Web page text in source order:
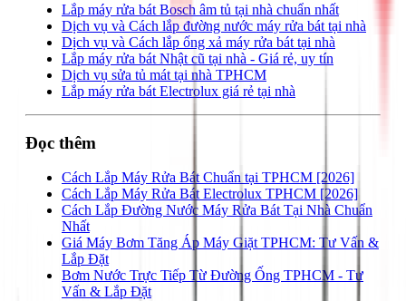
Lắp máy rửa bát Bosch âm tủ tại nhà chuẩn nhất
Dịch vụ và Cách lắp đường nước máy rửa bát tại nhà
Dịch vụ và Cách lắp ống xả máy rửa bát tại nhà
Lắp máy rửa bát Nhật cũ tại nhà - Giá rẻ, uy tín
Dịch vụ sửa tủ mát tại nhà TPHCM
Lắp máy rửa bát Electrolux giá rẻ tại nhà
Đọc thêm
Cách Lắp Máy Rửa Bát Chuẩn tại TPHCM [2026]
Cách Lắp Máy Rửa Bát Electrolux TPHCM [2026]
Cách Lắp Đường Nước Máy Rửa Bát Tại Nhà Chuẩn
Nhất
Giá Máy Bơm Tăng Áp Máy Giặt TPHCM: Tư Vấn &
Lắp Đặt
Bơm Nước Trực Tiếp Từ Đường Ống TPHCM - Tư
Vấn & Lắp Đặt